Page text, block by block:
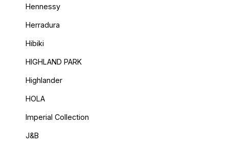
Hennessy
Herradura
Hibiki
HIGHLAND PARK
Highlander
HOLA
Imperial Collection
J&B